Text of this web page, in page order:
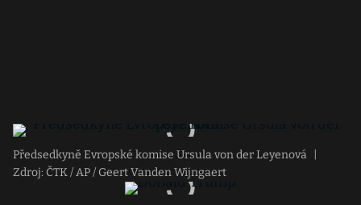
Předsedkyně Evropské komise Ursula von der Leyenová
Zdroj: ČTK / AP / Geert Vanden Wijngaert